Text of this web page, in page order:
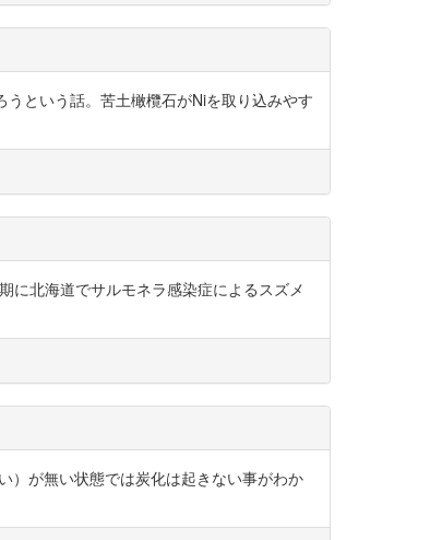
という話。苦土橄欖石がNiを取り込みやす
に北海道でサルモネラ感染症によるスズメ
）が無い状態では炭化は起きない事がわか